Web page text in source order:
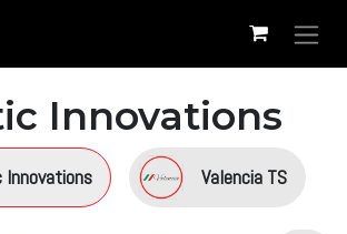
Innovations
Innovations Valencia TS